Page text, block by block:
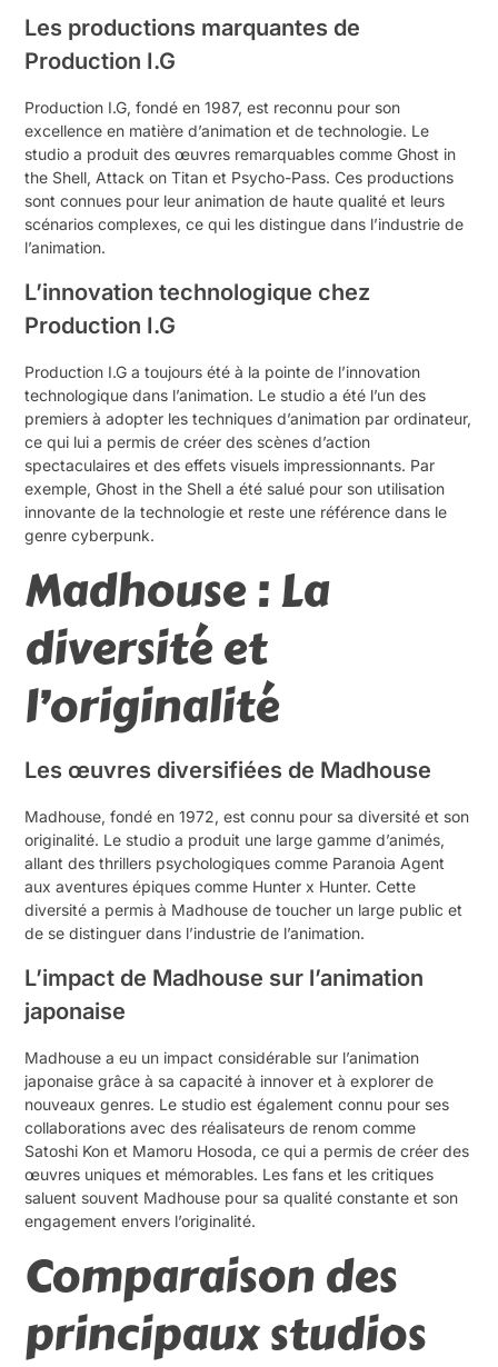
Les productions marquantes de
Production I.G
Production I.G, fondé en 1987, est reconnu pour son
excellence en matière d’animation et de technologie. Le
studio a produit des œuvres remarquables comme Ghost in
the Shell, Attack on Titan et Psycho-Pass. Ces productions
sont connues pour leur animation de haute qualité et leurs
scénarios complexes, ce qui les distingue dans l’industrie de
l’animation.
L’innovation technologique chez
Production I.G
Production I.G a toujours été à la pointe de l’innovation
technologique dans l’animation. Le studio a été l’un des
premiers à adopter les techniques d’animation par ordinateur,
ce qui lui a permis de créer des scènes d’action
spectaculaires et des effets visuels impressionnants. Par
exemple, Ghost in the Shell a été salué pour son utilisation
innovante de la technologie et reste une référence dans le
genre cyberpunk.
Madhouse : La
diversité et
l’originalité
Les œuvres diversifiées de Madhouse
Madhouse, fondé en 1972, est connu pour sa diversité et son
originalité. Le studio a produit une large gamme d’animés,
allant des thrillers psychologiques comme Paranoia Agent
aux aventures épiques comme Hunter x Hunter. Cette
diversité a permis à Madhouse de toucher un large public et
de se distinguer dans l’industrie de l’animation.
L’impact de Madhouse sur l’animation
japonaise
Madhouse a eu un impact considérable sur l’animation
japonaise grâce à sa capacité à innover et à explorer de
nouveaux genres. Le studio est également connu pour ses
collaborations avec des réalisateurs de renom comme
Satoshi Kon et Mamoru Hosoda, ce qui a permis de créer des
œuvres uniques et mémorables. Les fans et les critiques
saluent souvent Madhouse pour sa qualité constante et son
engagement envers l’originalité.
Comparaison des
principaux studios